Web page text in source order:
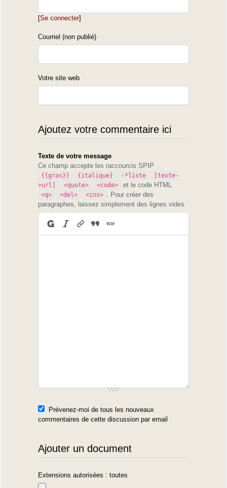
[Se connecter]
Courriel (non publié)
Votre site web
Ajoutez votre commentaire ici
Texte de votre message
Ce champ accepte les raccourcis SPIP
{{gras}} {italique} -*liste
[texte-
>url]
<quote> <code> et le code HTML
<q> <del> <ins>
. Pour créer des
paragraphes, laissez simplement des lignes vides.
Prévenez-moi de tous les nouveaux
commentaires de cette discussion par email
Ajouter un document
Extensions autorisées : toutes